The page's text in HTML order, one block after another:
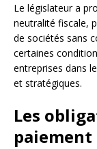
Le législateur a
neutralité fiscale,
de sociétés sans
certaines
entreprises dans
et stratégiques.
Les
paiement